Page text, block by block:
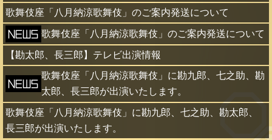
歌舞伎座「八月納涼歌舞伎」のご案内発送について
歌舞伎座「八月納涼歌舞伎」のご案内発送について
【勘太郎、長三郎】テレビ出演情報
歌舞伎座「八月納涼歌舞伎」に勘九郎、七之助、勘
太郎、長三郎が出演いたします。
歌舞伎座「八月納涼歌舞伎」に勘九郎、七之助、勘太郎、
長三郎が出演いたします。